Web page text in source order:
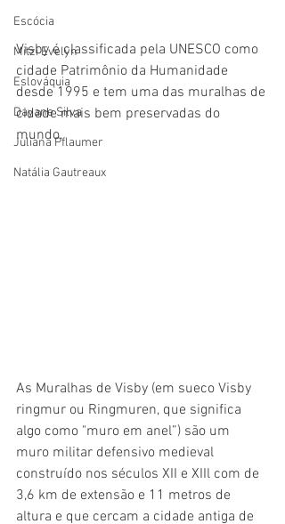
Escócia
Mitzi Evelyn
Eslováquia
Dayane Silva
Juliana Pflaumer
Natália Gautreaux
Visby é classificada pela UNESCO como
cidade Patrimônio da Humanidade
desde 1995 e tem uma das muralhas de
cidade mais bem preservadas do
mundo.
As Muralhas de Visby (em sueco Visby
ringmur ou Ringmuren, que significa
algo como "muro em anel”) são um
muro militar defensivo medieval
construído nos séculos XII e XIIl com de
3,6 km de extensão e 11 metros de
altura e que cercam a cidade antiga de